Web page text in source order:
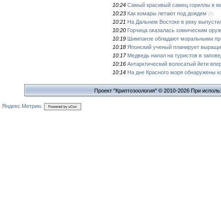
10:24 Самый красивый самец гориллы в
10:23 Как комары летают под дождем (0)
10:21 На Дальнем Востоке в реку
10:20 Горчица оказалась химическим
10:19 Шимпанзе обладают моральными
10:18 Японский ученый планирует
10:17 Медведь напал на туристов в
10:16 Антарктический волосатый йети
10:14 На дне Красного моря обнаружены
Проект "Криптозоология" © 2010-2026 При